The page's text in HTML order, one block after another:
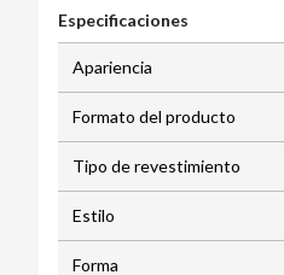
Especificaciones
Apariencia
Formato del producto
Tipo de revestimiento
Estilo
Forma